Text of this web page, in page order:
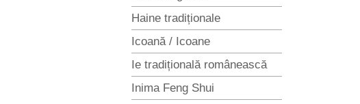
Haine tradiționale
Icoană / Icoane
Ie tradițională românească
Inima Feng Shui